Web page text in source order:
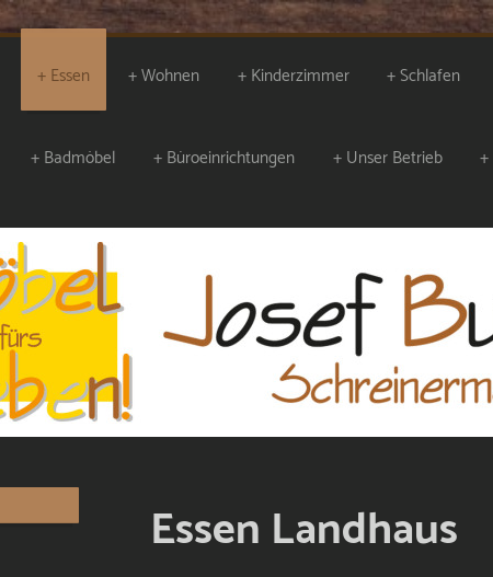
Essen Wohnen Kinderzimmer Schlafen
Badmöbel Büroeinrichtungen Unser Betrieb
Essen Landhaus